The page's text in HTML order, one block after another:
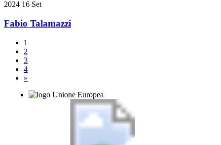
2024 16 Set
Fabio Talamazzi
1
2
3
4
»